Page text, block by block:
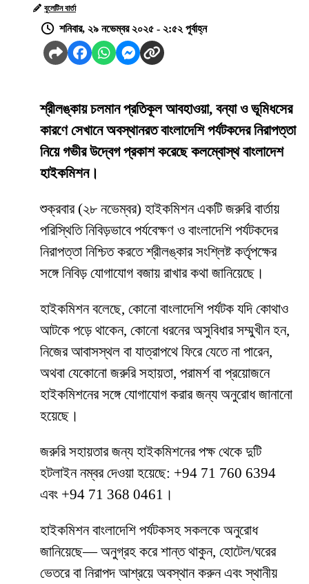
বুলেটিন বার্তা
শনিবার, ২৯ নভেম্বর ২০২৫ - ২:৫২ পূর্বাহ্ন
শ্রীলঙ্কায় চলমান প্রতিকূল আবহাওয়া, বন্যা ও ভূমিধসের
কারণে সেখানে অবস্থানরত বাংলাদেশি পর্যটকদের নিরাপত্তা
নিয়ে গভীর উদ্বেগ প্রকাশ করেছে কলম্বোস্থ বাংলাদেশ
হাইকমিশন।
শুক্রবার (২৮ নভেম্বর) হাইকমিশন একটি জরুরি বার্তায়
পরিস্থিতি নিবিড়ভাবে পর্যবেক্ষণ ও বাংলাদেশি পর্যটকদের
নিরাপত্তা নিশ্চিত করতে শ্রীলঙ্কার সংশ্লিষ্ট কর্তৃপক্ষের
সঙ্গে নিবিড় যোগাযোগ বজায় রাখার কথা জানিয়েছে।
হাইকমিশন বলেছে, কোনো বাংলাদেশি পর্যটক যদি কোথাও
আটকে পড়ে থাকেন, কোনো ধরনের অসুবিধার সম্মুখীন হন,
নিজের আবাসস্থল বা যাত্রাপথে ফিরে যেতে না পারেন,
অথবা যেকোনো জরুরি সহায়তা, পরামর্শ বা প্রয়োজনে
হাইকমিশনের সঙ্গে যোগাযোগ করার জন্য অনুরোধ জানানো
হয়েছে।
জরুরি সহায়তার জন্য হাইকমিশনের পক্ষ থেকে দুটি
হটলাইন নম্বর দেওয়া হয়েছে: +94 71 760 6394
এবং +94 71 368 0461।
হাইকমিশন বাংলাদেশি পর্যটকসহ সকলকে অনুরোধ
জানিয়েছে— অনুগ্রহ করে শান্ত থাকুন, হোটেল/ঘরের
ভেতরে বা নিরাপদ আশ্রয়ে অবস্থান করুন এবং স্থানীয়